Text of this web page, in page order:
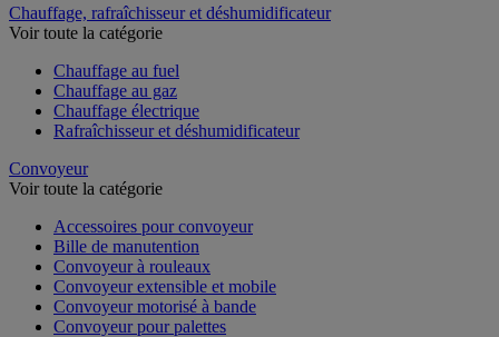
Chauffage, rafraîchisseur et déshumidificateur
Voir toute la catégorie
Chauffage au fuel
Chauffage au gaz
Chauffage électrique
Rafraîchisseur et déshumidificateur
Convoyeur
Voir toute la catégorie
Accessoires pour convoyeur
Bille de manutention
Convoyeur à rouleaux
Convoyeur extensible et mobile
Convoyeur motorisé à bande
Convoyeur pour palettes